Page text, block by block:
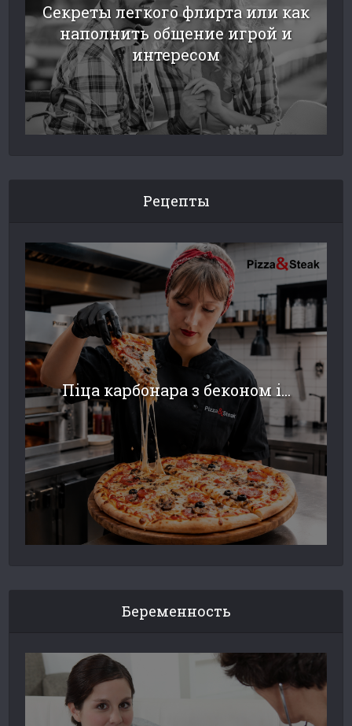
Секреты легкого флирта или как
наполнить общение игрой и
интересом
Рецепты
Піца карбонара з беконом і...
Беременность